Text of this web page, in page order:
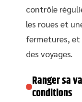
contrôle
les roues et
fermetures,
des voyages.
Ranger sa
conditions